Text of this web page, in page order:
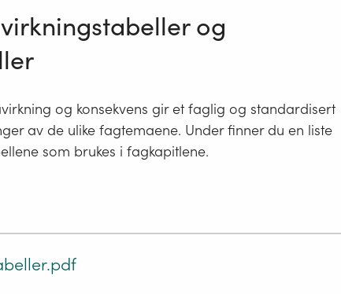
og
og konsekvens gir et faglig og standardisert
av de ulike fagtemaene. Under finner du en liste
som brukes i fagkapitlene.